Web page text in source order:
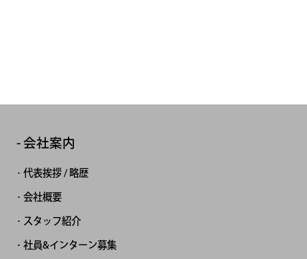
会社案内
代表挨拶 / 略歴
会社概要
スタッフ紹介
社員&インターン募集